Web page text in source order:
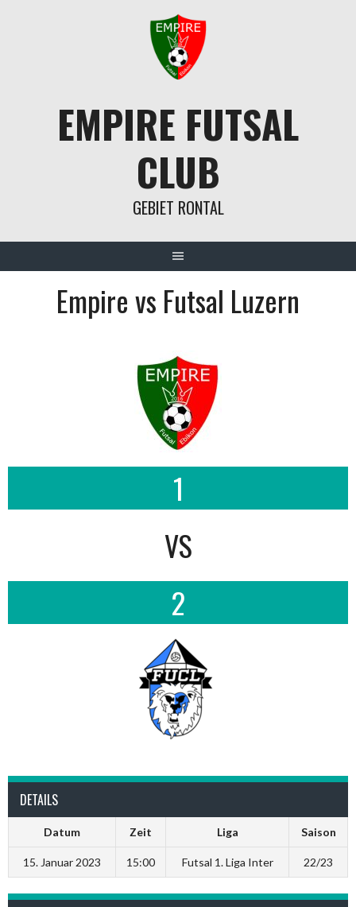
EMPIRE FUTSAL
CLUB
GEBIET RONTAL
Empire vs Futsal Luzern
1
VS
2
DETAILS
Datum Zeit Liga Saison
15. Januar 2023 15:00 Futsal 1. Liga Inter 22/23